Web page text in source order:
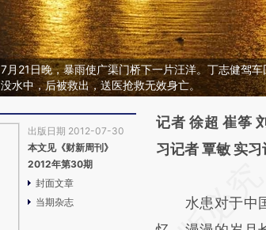
7月21日晚，暴雨使广渠门桥下一片汪洋。丁志健驾
没水中，后被救出，送医抢救无效身亡。
出版日期 2012-07-30
本文见《财新周刊》
2012年第30期
封面文章
当期杂志
记者 徐超 崔筝
习记者 覃敏 实
AI基
水患对于中国